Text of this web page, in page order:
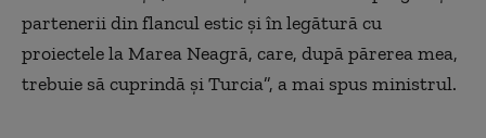
partenerii din flancul estic și în legătură cu
proiectele la Marea Neagră, care, după părerea mea,
trebuie să cuprindă și Turcia”, a mai spus ministrul.